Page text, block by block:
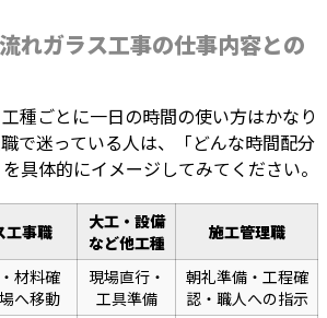
れガラス工事の仕事内容との
種ごとに一日の時間の使い方はかなり
で迷っている人は、「どんな時間配分
具体的にイメージしてみてください。
工事職
大工・設備
など他工種
施工管理職
材料確
へ移動
現場直行・
工具準備
朝礼準備・工程確
認・職人への指示